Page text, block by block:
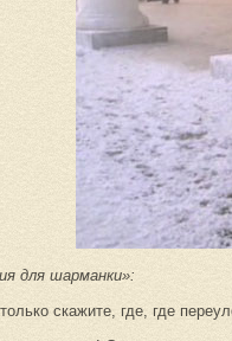
для шарманки»:
скажите, где, где